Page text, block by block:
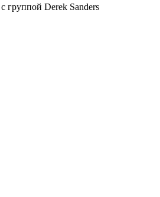
группой Derek Sanders